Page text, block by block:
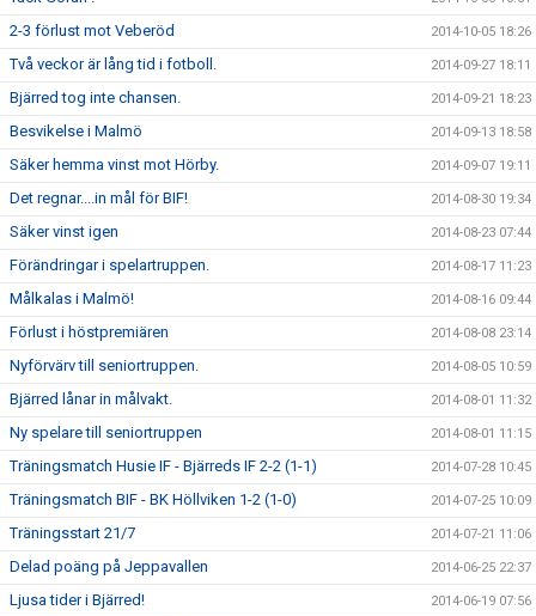
2-3 förlust mot Veberöd 2014-10-05 18:26
Två veckor är lång tid i fotboll. 2014-09-27 18:11
Bjärred tog inte chansen. 2014-09-21 18:23
Besvikelse i Malmö 2014-09-13 18:58
Säker hemma vinst mot Hörby. 2014-09-07 19:11
Det regnar....in mål för BIF! 2014-08-30 19:34
Säker vinst igen 2014-08-23 07:44
Förändringar i spelartruppen. 2014-08-17 11:23
Målkalas i Malmö! 2014-08-16 09:44
Förlust i höstpremiären 2014-08-08 23:14
Nyförvärv till seniortruppen. 2014-08-05 10:59
Bjärred lånar in målvakt. 2014-08-01 11:32
Ny spelare till seniortruppen 2014-08-01 11:15
Träningsmatch Husie IF - Bjärreds IF 2-2 (1-1) 2014-07-28 10:45
Träningsmatch BIF - BK Höllviken 1-2 (1-0) 2014-07-25 10:09
Träningsstart 21/7 2014-07-21 11:06
Delad poäng på Jeppavallen 2014-06-25 22:37
Ljusa tider i Bjärred! 2014-06-19 07:56